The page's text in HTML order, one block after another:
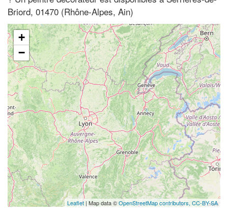
Briord, 01470 (Rhône-Alpes, Ain)
+
−
Leaflet | Map data ©OpenStreetMap contributors, CC-BY-SA